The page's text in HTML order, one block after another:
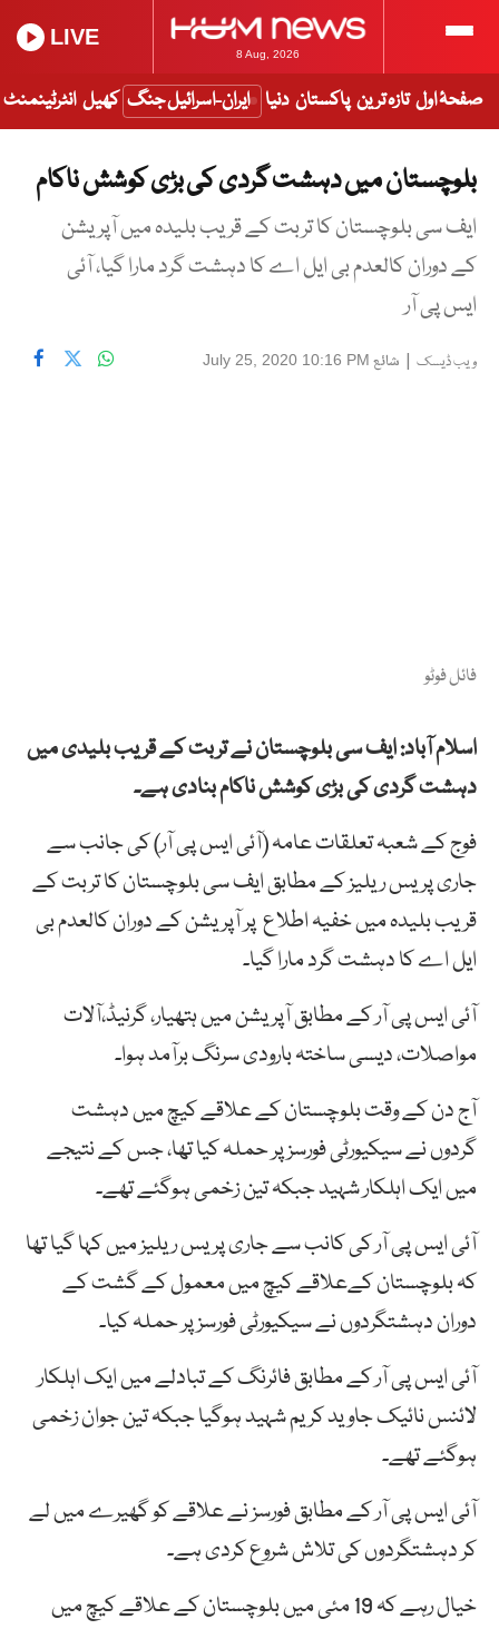
8 Aug, 2026
LIVE
صفحۂ اول تازہ ترین پاکستان دنیا ایران-اسرائیل جنگ کھیل انٹرٹینمنٹ
بلوچستان میں دہشت گردی کی بڑی کوشش ناکام
ایف سی بلوچستان کا تربت کے قریب بلیدہ میں آپریشن
کے دوران کالعدم بی ایل اے کا دہشت گرد مارا گیا، آئی
ایس پی آر
ویب ڈیسک | شائع July 25, 2020 10:16 PM
فائل فوٹو
اسلام آباد: ایف سی بلوچستان نے تربت کے قریب بلیدی میں
دہشت گردی کی بڑی کوشش ناکام بنادی ہے۔
فوج کے شعبہ تعلقات عامہ (آئی ایس پی آر) کی جانب سے
جاری پریس ریلیز کے مطابق ایف سی بلوچستان کا تربت کے
قریب بلیدہ میں خفیہ اطلاع پر آپریشن کے دوران کالعدم بی
ایل اے کا دہشت گرد مارا گیا۔
آئی ایس پی آر کے مطابق آپریشن میں ہتھیار، گرنیڈ،آلات
مواصلات، دیسی ساختہ بارودی سرنگ برآمد ہوا۔
آج دن کے وقت بلوچستان کے علاقے کیچ میں دہشت
گردوں نے سیکیورٹی فورسز پر حملہ کیا تھا، جس کے نتیجے
میں ایک اہلکار شہید جبکہ تین زخمی ہوگئے تھے۔
آئی ایس پی آر کی کانب سے جاری پریس ریلیز میں کہا گیا تھا
کہ بلوچستان کےعلاقے کیچ میں معمول کے گشت کے
دوران دہشتگردوں نے سیکیورٹی فورسز پر حملہ کیا۔
آئی ایس پی آر کے مطابق فائرنگ کے تبادلے میں ایک اہلکار
لائنس نائیک جاوید کریم شہید ہوگیا جبکہ تین جوان زخمی
ہوگئے تھے۔
آئی ایس پی آر کے مطابق فورسز نے علاقے کو گھیرے میں لے
کر دہشتگردوں کی تلاش شروع کردی ہے۔
خیال رہے کہ 19 مئی میں بلوچستان کے علاقے کیچ میں